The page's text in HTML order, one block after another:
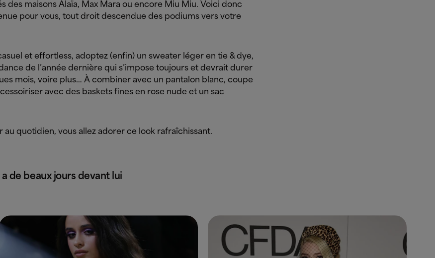
des maisons Alaïa, Max Mara ou encore Miu Miu. Voici donc
pour vous, tout droit descendue des podiums vers votre
et effortless, adoptez (enfin) un sweater léger en tie & dye,
de l’année dernière qui s’impose toujours et devrait durer
mois, voire plus… À combiner avec un pantalon blanc, coupe
avec des baskets fines en rose nude et un sac
au quotidien, vous allez adorer ce look rafraîchissant.
a de beaux jours devant lui